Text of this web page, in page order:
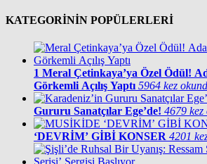
KATEGORİNİN POPÜLERLERİ
1 Meral Çetinkaya’ya Özel Ödül!
Görkemli Açılış Yaptı 5964 kez
Gururu Sanatçılar Ege’de! 4679 kez
‘DEVRİM’ GİBİ KONSER 4201